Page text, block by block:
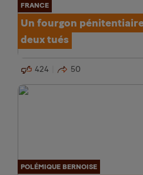
FRANCE
Un fourgon
deux tués
424 50
POLÉMIQUE BERNOISE